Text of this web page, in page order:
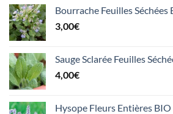
Bourrache Feuilles Séchées
3,00€
Sauge Sclarée Feuilles
4,00€
Hysope Fleurs Entières BIO